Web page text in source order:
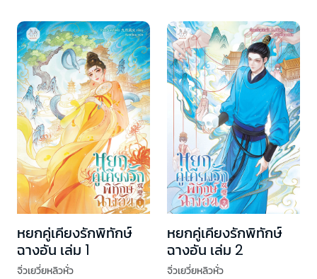
หยกคู่เคียงรักพิทักษ์
ฉางอัน เล่ม 1
จิ่วเยวี่ยหลิวหั่ว
หยกคู่เคียงรักพิทักษ์
ฉางอัน เล่ม 2
จิ่วเยวี่ยหลิวหั่ว